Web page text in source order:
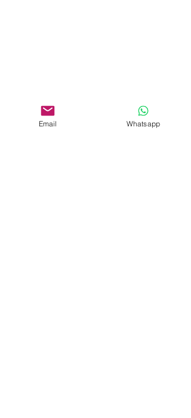
Raga Ahir Bhairav
SMT. Gangubai
Email Whatsapp